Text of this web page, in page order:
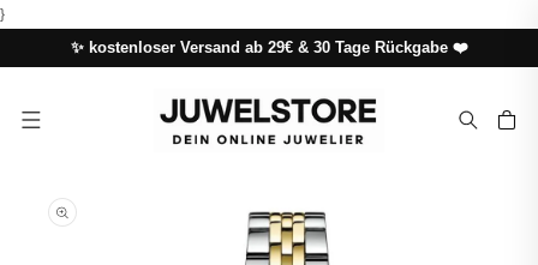
}
INHALT✨ kostenloser Versand ab 29€ & 30 Tage Rückgabe ❤️